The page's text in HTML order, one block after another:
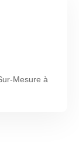
Mesure à